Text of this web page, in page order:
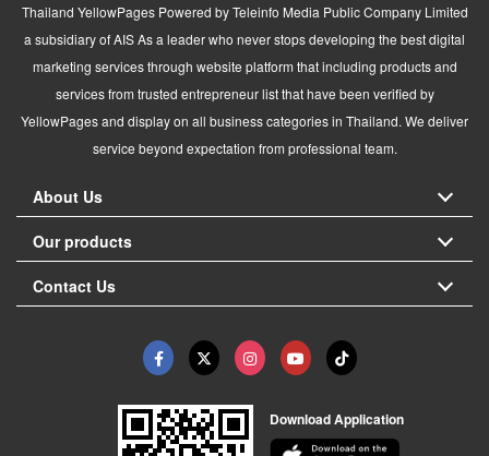
Thailand YellowPages Powered by Teleinfo Media Public Company Limited
a subsidiary of AIS As a leader who never stops developing the best digital
marketing services through website platform that including products and
services from trusted entrepreneur list that have been verified by
YellowPages and display on all business categories in Thailand. We deliver
service beyond expectation from professional team.
About Us
Our products
Contact Us
Download Application